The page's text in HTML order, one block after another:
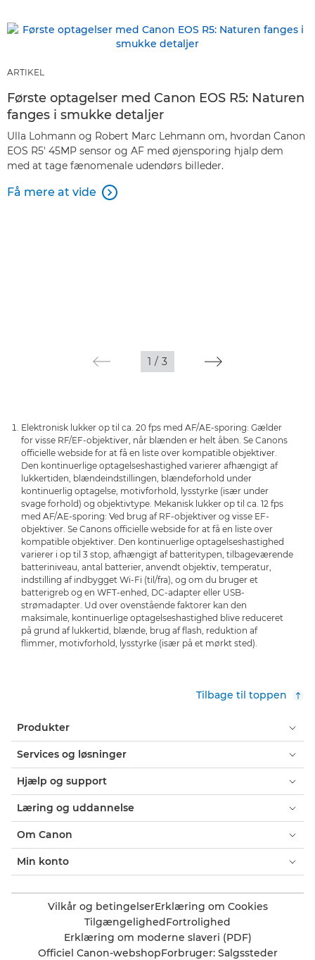
ARTIKEL
Første optagelser med Canon EOS R5: Naturen
fanges i smukke detaljer
Ulla Lohmann og Robert Marc Lehmann om, hvordan Canon
EOS R5' 45MP sensor og AF med øjensporing hjalp dem
med at tage fænomenale udendørs billeder.
Få mere at vide 
1 / 3
Elektronisk lukker op til ca. 20 fps med AF/AE-sporing: Gælder
for visse RF/EF-objektiver, når blænden er helt åben. Se Canons
officielle webside for at få en liste over kompatible objektiver.
Den kontinuerlige optagelseshastighed varierer afhængigt af
lukkertiden, blændeindstillingen, blændeforhold under
kontinuerlig optagelse, motivforhold, lysstyrke (især under
svage forhold) og objektivtype. Mekanisk lukker op til ca. 12 fps
med AF/AE-sporing: Ved brug af RF-objektiver og visse EF-
objektiver. Se Canons officielle webside for at få en liste over
kompatible objektiver. Den kontinuerlige optagelseshastighed
varierer i op til 3 stop, afhængigt af batteritypen, tilbageværende
batteriniveau, antal batterier, anvendt objektiv, temperatur,
indstilling af indbygget Wi-Fi (til/fra), og om du bruger et
batterigreb og en WFT-enhed, DC-adapter eller USB-
strømadapter. Ud over ovenstående faktorer kan den
maksimale, kontinuerlige optagelseshastighed blive reduceret
på grund af lukkertid, blænde, brug af flash, reduktion af
flimmer, motivforhold, lysstyrke (især på et mørkt sted).
Tilbage til toppen
Produkter
Services og løsninger
Hjælp og support
Læring og uddannelse
Om Canon
Min konto
Vilkår og betingelserErklæring om Cookies
TilgængelighedFortrolighed
Erklæring om moderne slaveri (PDF)
Officiel Canon-webshopForbruger: Salgssteder